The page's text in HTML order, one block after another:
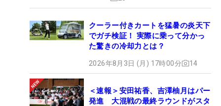
クーラー付きカートを猛暑の炎天下
でガチ検証！ 実際に乗って分かっ
た驚きの冷却力とは？
2026年8月3日 (月) 17時00分 14
＜速報＞安田祐香、吉澤柚月はパー
発進 大混戦の最終ラウンドがスタ